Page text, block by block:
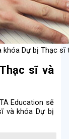
khóa Dự bị Thạc sĩ
sĩ và
Education sẽ
và khóa Dự bị